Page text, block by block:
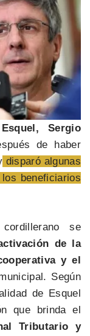
Esquel, Sergio
de haber
disparó algunas
beneficiarios
cordillerano se
de la
y el
Según
de Esquel
que brinda el
Tributario y